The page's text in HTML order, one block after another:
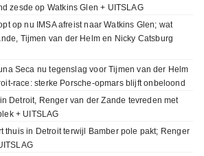
zesde op Watkins Glen + UITSLAG
op nu IMSA afreist naar Watkins Glen; wat
Tijmen van der Helm en Nicky Catsburg
Seca nu tegenslag voor Tijmen van der Helm
race: sterke Porsche-opmars blijft onbeloond
Detroit, Renger van der Zande tevreden met
+ UITSLAG
thuis in Detroit terwijl Bamber pole pakt; Renger